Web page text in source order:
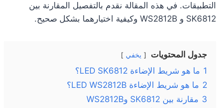
التطبيقات. في هذه المقالة نقدم بالتفصيل المقارنة بين
SK6812 و WS2812B وكيفية اختيارهما بشكل صحيح.
جدول المحتويات يخفي
1 ما هو شريط الإضاءة LED SK6812؟
2 ما هو شريط الإضاءة LED WS2812B؟
3 مقارنة بين SK6812 وWS2812B